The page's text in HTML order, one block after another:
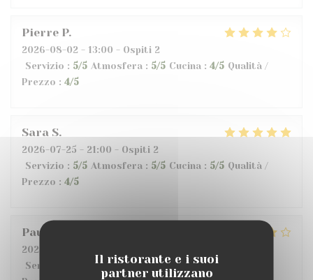
Il ristorante e i suoi
partner utilizzano
Pierre P
2026-08-02 - 13:00 - Ospiti 2
Servizio : 5/5 Atmosfera : 5/5 Cucina : 4/5 Qualità /
Prezzo : 4/5
Sara S
2026-07-25 - 21:00 - Ospiti 2
Servizio : 5/5 Atmosfera : 5/5 Cucina : 5/5 Qualità /
Prezzo : 4/5
Pauline
2026-07-21
Servizio
Atmosfera : 5/5 Cucina: 5/5